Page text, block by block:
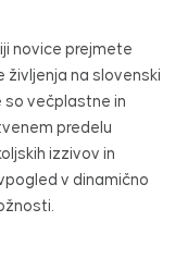
novice prejmete
življenja na slovenski
so večplastne in
predelu
izzivov in
v dinamično